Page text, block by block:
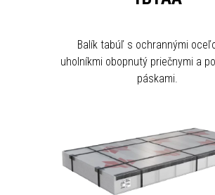
Balík tabúľ s ochrannými
uholníkmi obopnutý priečnymi a
páskami.